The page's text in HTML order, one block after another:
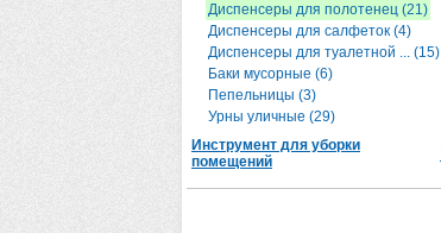
Диспенсеры для полотенец (21)
Диспенсеры для салфеток (4)
Диспенсеры для туалетной ... (15)
Баки мусорные (6)
Пепельницы (3)
Урны уличные (29)
Инструмент для уборки
помещений